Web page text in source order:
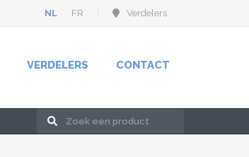
Verdelers
NL FR
VERDELERS CONTACT